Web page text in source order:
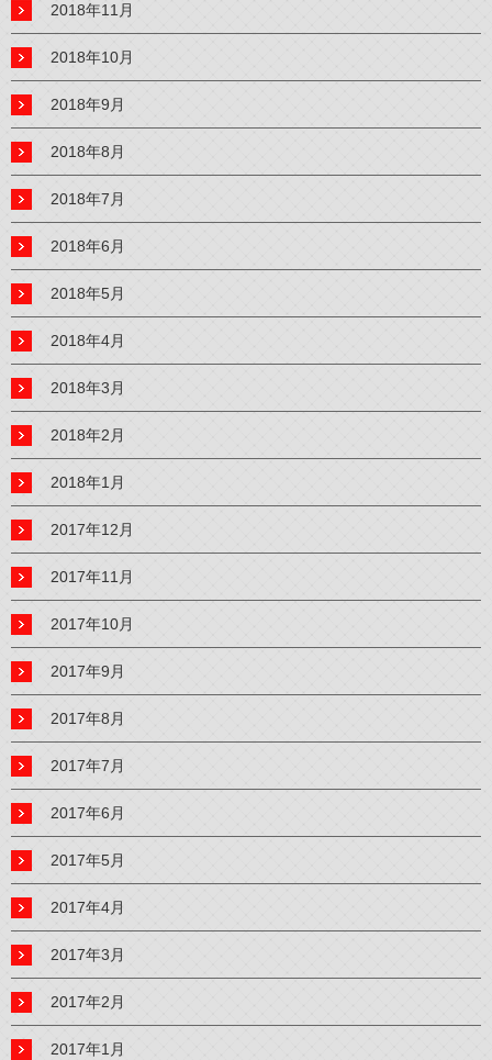
2018年11月
2018年10月
2018年9月
2018年8月
2018年7月
2018年6月
2018年5月
2018年4月
2018年3月
2018年2月
2018年1月
2017年12月
2017年11月
2017年10月
2017年9月
2017年8月
2017年7月
2017年6月
2017年5月
2017年4月
2017年3月
2017年2月
2017年1月